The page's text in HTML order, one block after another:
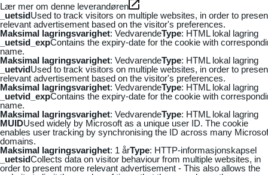
Lær mer om denne leverandøren
_uetsidUsed to track visitors on multiple websites, in order to
relevant advertisement based on the visitor's preferences.
Maksimal lagringsvarighet: VedvarendeType: HTML lokal lagring
_uetsid_expContains the expiry-date for the cookie with
name.
Maksimal lagringsvarighet: VedvarendeType: HTML lokal lagring
_uetvidUsed to track visitors on multiple websites, in order to
relevant advertisement based on the visitor's preferences.
Maksimal lagringsvarighet: VedvarendeType: HTML lokal lagring
_uetvid_expContains the expiry-date for the cookie with
name.
Maksimal lagringsvarighet: VedvarendeType: HTML lokal lagring
MUIDUsed widely by Microsoft as a unique user ID. The cookie
enables user tracking by synchronising the ID across many
domains.
Maksimal lagringsvarighet: 1 årType: HTTP-informasjonskapsel
_uetsidCollects data on visitor behaviour from multiple websites, in
order to present more relevant advertisement - This also allows the